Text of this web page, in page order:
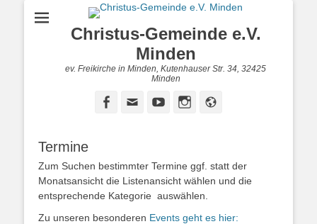
Christus-Gemeinde e.V.
Minden
ev. Freikirche in Minden, Kutenhauser Str. 34, 32425
Minden
Facebook YouTubeInstagram
Termine
Zum Suchen bestimmter Termine ggf. statt der
Monatsansicht die Listenansicht wählen und die
entsprechende Kategorie auswählen.
Zu unseren besonderen Events geht es hier:
5:00